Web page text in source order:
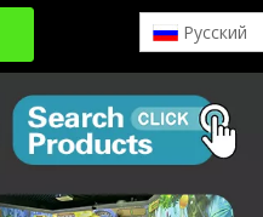
Pусский